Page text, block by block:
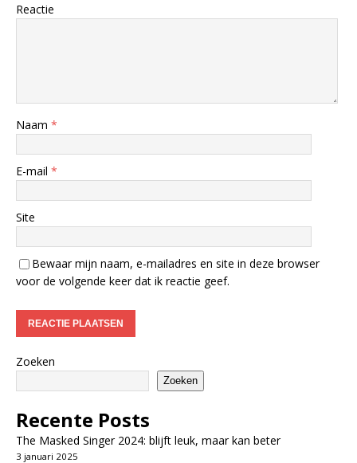
Reactie
Naam *
E-mail *
Site
Bewaar mijn naam, e-mailadres en site in deze browser
voor de volgende keer dat ik reactie geef.
Zoeken
Zoeken
Recente Posts
The Masked Singer 2024: blijft leuk, maar kan beter
3 januari 2025